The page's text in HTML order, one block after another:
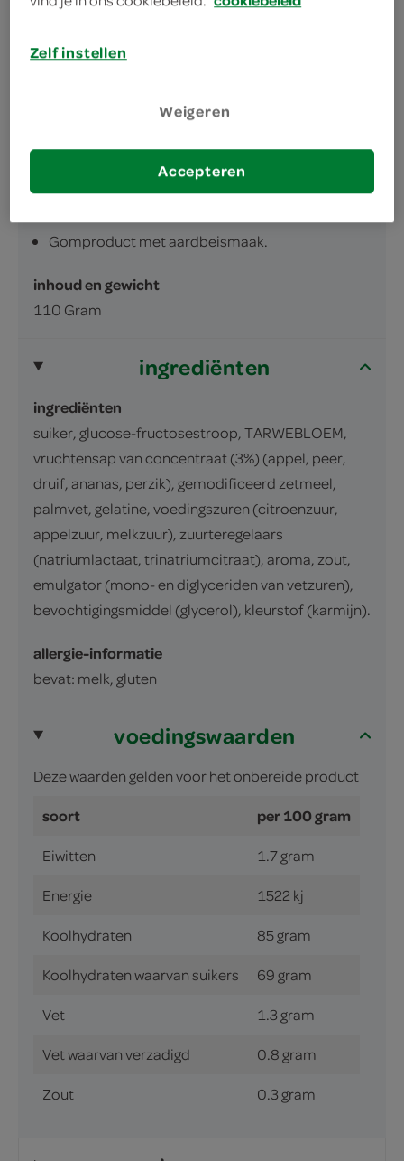
omschrijving
Gomproduct met aardbeismaak.
inhoud en gewicht
110 Gram
ingrediënten
ingrediënten
suiker, glucose-fructosestroop, TARWEBLOEM,
vruchtensap van concentraat (3%) (appel, peer,
druif, ananas, perzik), gemodificeerd zetmeel,
palmvet, gelatine, voedingszuren (citroenzuur,
appelzuur, melkzuur), zuurteregelaars
(natriumlactaat, trinatriumcitraat), aroma, zout,
emulgator (mono- en diglyceriden van vetzuren),
bevochtigingsmiddel (glycerol), kleurstof (karmijn).
allergie-informatie
bevat: melk, gluten
voedingswaarden
Deze waarden gelden voor het onbereide product
soort per 100 gram
Eiwitten 1.7 gram
Energie 1522 kj
Koolhydraten 85 gram
Koolhydraten waarvan suikers 69 gram
Vet 1.3 gram
Vet waarvan verzadigd 0.8 gram
Zout 0.3 gram
Zelf instellen
Weigeren
Accepteren